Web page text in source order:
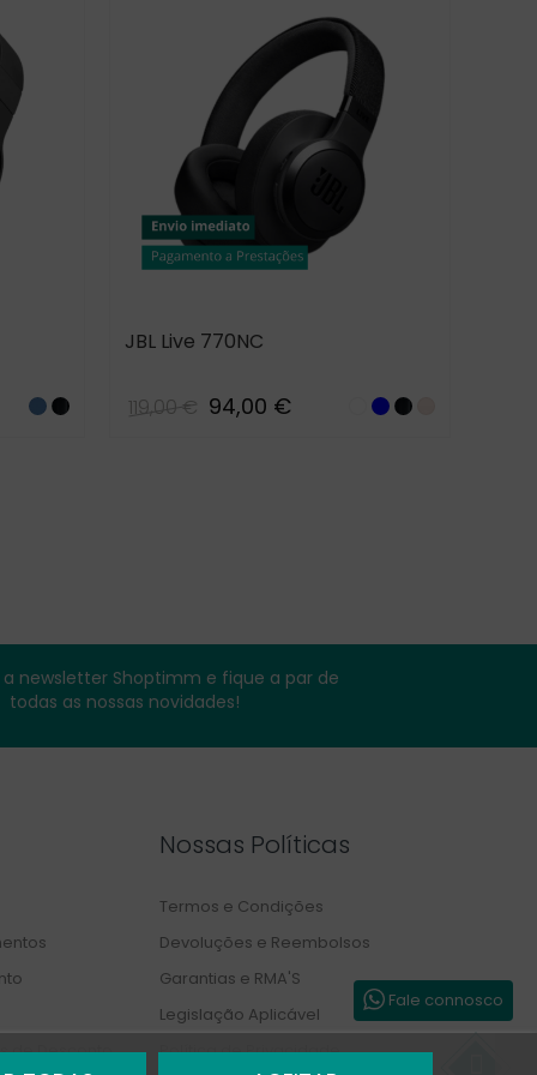
Fale connosco
BLUEBlack
JBL Live 770NC
119,00 € 94,00 € White
BlueBlack
a newsletter Shoptimm e fique a par de
todas as nossas novidades!
de Desconto
Nossas Políticas
Termos e Condições
Devoluções e Reembolsos
Garantias e RMA'S
Legislação Aplicável
Política de Privacidade